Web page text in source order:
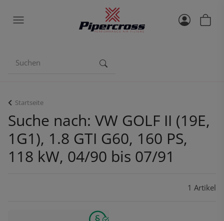
Startseite
Suche nach: VW GOLF II (19E,
1G1), 1.8 GTI G60, 160 PS,
118 kW, 04/90 bis 07/91
1 Artikel